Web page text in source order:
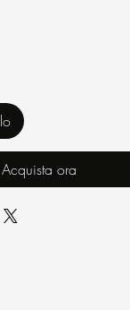
Acquista ora